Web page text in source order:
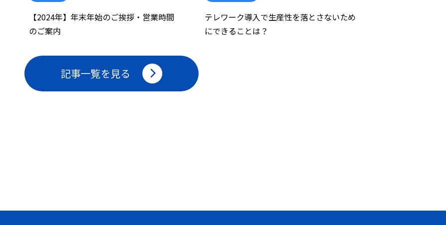
【2024年】年末年始のご挨拶・営業時間
のご案内
テレワーク導入で生産性を落とさないため
にできることは？
記事一覧を見る